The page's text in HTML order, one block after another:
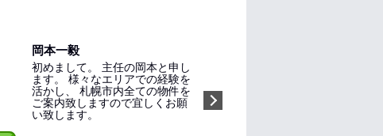
岡本一毅
初めまして。 主任の岡本と申し
ます。 様々なエリアでの経験を
活かし、 札幌市内全ての物件を
ご案内致しますので宜しくお願
い致します。